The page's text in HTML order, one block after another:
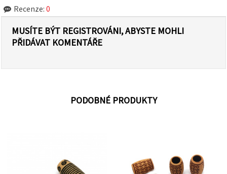
Recenze: 0
MUSÍTE BÝT REGISTROVÁNI, ABYSTE MOHLI
PŘIDÁVAT KOMENTÁŘE
PODOBNÉ PRODUKTY